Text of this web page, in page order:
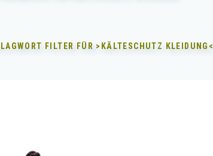
FILTER FÜR >KÄLTESCHUTZ KLEIDUNG<